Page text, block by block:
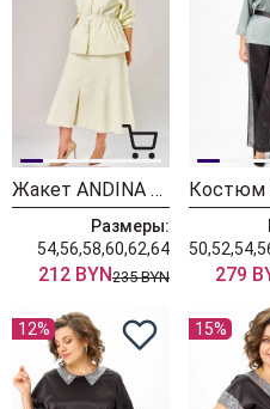
Жакет ANDINA CITY 7023-26 ваниль
Размеры:
54,56,58,60,62,64
212 BYN235 BYN 279
12% 15%